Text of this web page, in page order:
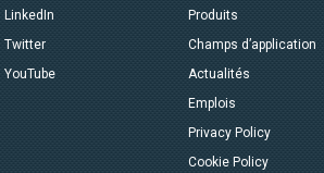
LinkedIn
Twitter
YouTube
Produits
Champs d’application
Actualités
Emplois
Privacy Policy
Cookie Policy